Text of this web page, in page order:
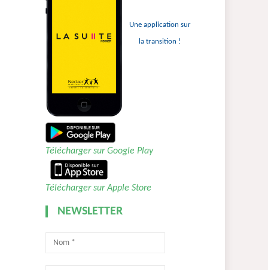
Une application sur
la transition !
Télécharger sur Google Play
Télécharger sur Apple Store
NEWSLETTER